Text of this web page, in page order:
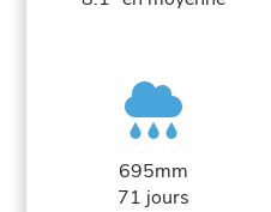
695mm
71 jours